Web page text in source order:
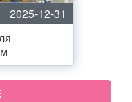
2025-12-31